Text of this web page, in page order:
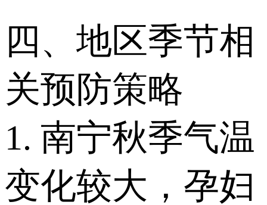
四、地区季节相
关预防策略
1. 南宁秋季气温
变化较大，孕妇